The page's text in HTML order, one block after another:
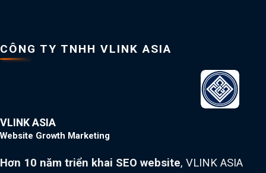
CÔNG TY TNHH VLINK ASIA
VLINK ASIA
Website Growth Marketing
Hơn 10 năm triển khai SEO website, VLINK ASIA